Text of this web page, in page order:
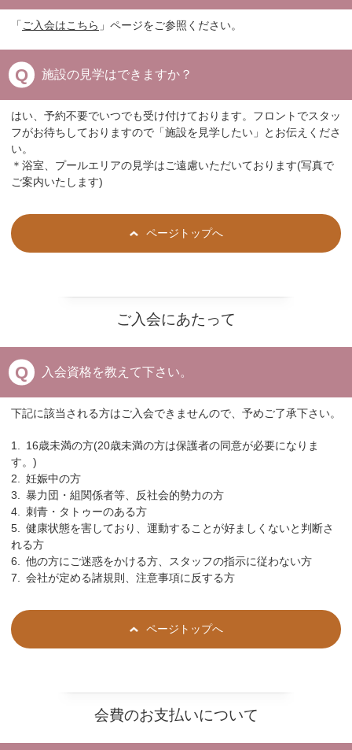
「 ご入会はこちら 」ページをご参照ください。
施設の見学はできますか？
はい、予約不要でいつでも受け付けております。フロントでスタッ
フがお待ちしておりますので「施設を見学したい」とお伝えくださ
い。
＊浴室、プールエリアの見学はご遠慮いただいております(写真で
ご案内いたします)
ページトップへ
ご入会にあたって
入会資格を教えて下さい。
下記に該当される方はご入会できませんので、予めご了承下さい。
16歳未満の方(20歳未満の方は保護者の同意が必要になりま
す。)
妊娠中の方
暴力団・組関係者等、反社会的勢力の方
刺青・タトゥーのある方
健康状態を害しており、運動することが好ましくないと判断さ
れる方
他の方にご迷惑をかける方、スタッフの指示に従わない方
会社が定める諸規則、注意事項に反する方
ページトップへ
会費のお支払いについて